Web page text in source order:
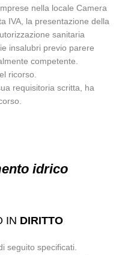
nella locale Camera
IVA, la presentazione della
sanitaria
insalubri previo parere
competente.
ricorso.
requisitoria scritta, ha
idrico
IN DIRITTO
seguito specificati.